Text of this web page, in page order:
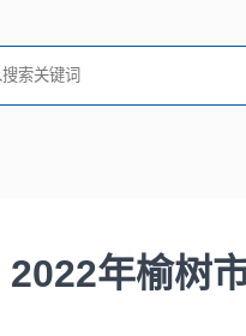
2022年榆树